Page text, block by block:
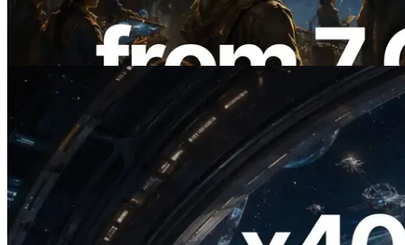
เปิดตัว Validators Information API